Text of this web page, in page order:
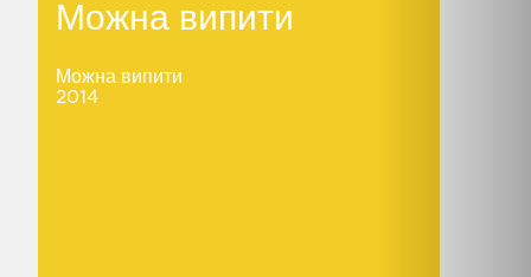
Можна випити
Можна випити
2014